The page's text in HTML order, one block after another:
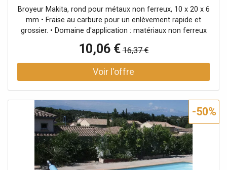
Broyeur Makita, rond pour métaux non ferreux, 10 x 20 x 6
mm • Fraise au carbure pour un enlèvement rapide et
grossier. • Domaine d'application : matériaux non ferreux
10,06 € 16,37 €
-50%